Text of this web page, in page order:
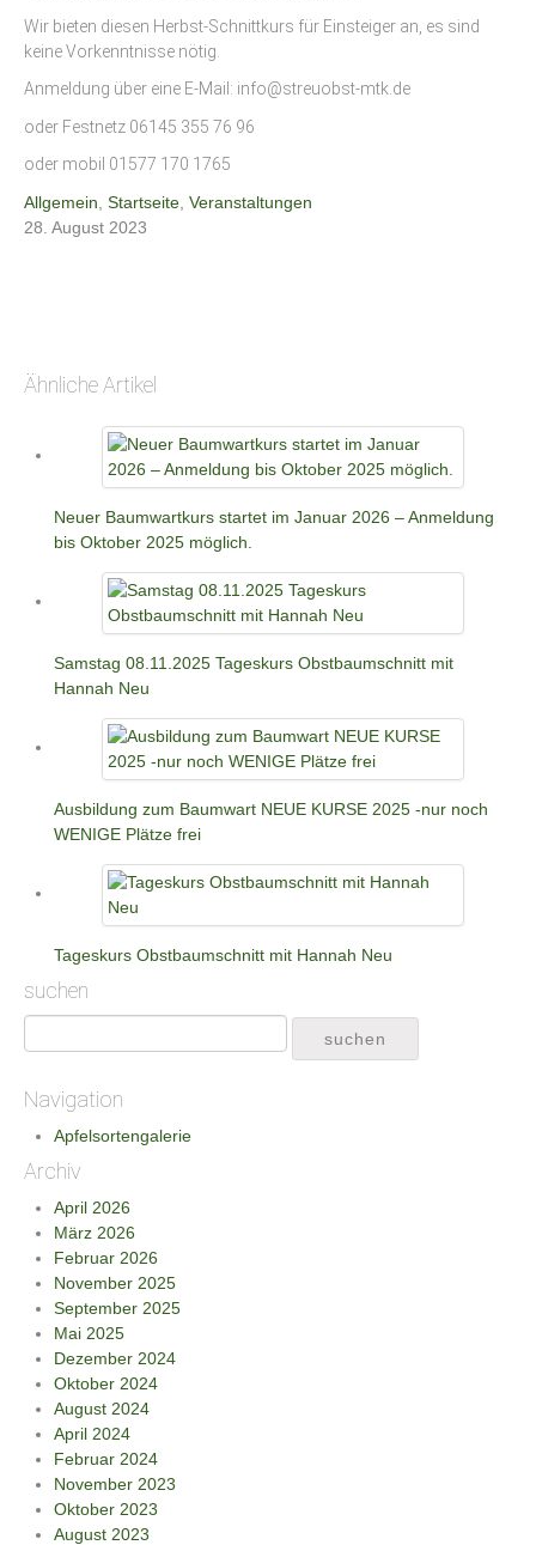
Wir bieten diesen Herbst-Schnittkurs für Einsteiger an, es sind
keine Vorkenntnisse nötig.
Anmeldung über eine E-Mail: info@streuobst-mtk.de
oder Festnetz 06145 355 76 96
oder mobil 01577 170 1765
Allgemein Startseite Veranstaltungen
28. August 2023
Ähnliche Artikel
Neuer Baumwartkurs startet im Januar 2026 – Anmeldung
bis Oktober 2025 möglich.
Samstag 08.11.2025 Tageskurs Obstbaumschnitt mit
Hannah Neu
Ausbildung zum Baumwart NEUE KURSE 2025 -nur noch
WENIGE Plätze frei
Tageskurs Obstbaumschnitt mit Hannah Neu
suchen
Navigation
Apfelsortengalerie
Archiv
April 2026
März 2026
Februar 2026
November 2025
September 2025
Mai 2025
Dezember 2024
Oktober 2024
August 2024
April 2024
Februar 2024
November 2023
Oktober 2023
August 2023